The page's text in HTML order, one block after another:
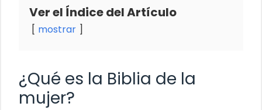
Ver el Índice del Artículo
mostrar
¿Qué es la Biblia de la
mujer?